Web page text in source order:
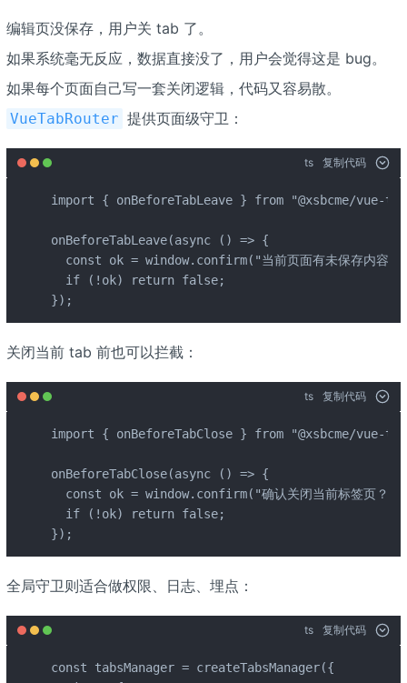
编辑页没保存，用户关 tab 了。
如果系统毫无反应，数据直接没了，用户会觉得这是 bug。
如果每个页面自己写一套关闭逻辑，代码又容易散。
VueTabRouter 提供页面级守卫：
ts 复制代码
import { onBeforeTabLeave } from "@xsbcme/vue-
onBeforeTabLeave(async () => {
const ok = window.confirm("当前页面有未保存内容，
  if (!ok) return false;
});
关闭当前 tab 前也可以拦截：
ts 复制代码
import { onBeforeTabClose } from "@xsbcme/vue-
onBeforeTabClose(async () => {
const ok = window.confirm("确认关闭当前标签页？
  if (!ok) return false;
});
全局守卫则适合做权限、日志、埋点：
ts 复制代码
const tabsManager = createTabsManager({